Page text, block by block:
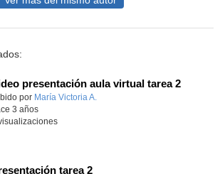
presentación aula virtual tarea 2
educativo.
por María Victoria A.
3 años
tarea 2